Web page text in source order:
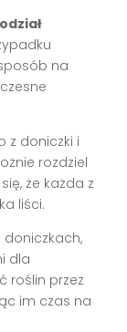
na
z doniczki i
rozdziel
że każda z
liści.
dla
roślin przez
im czas na